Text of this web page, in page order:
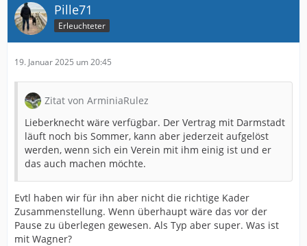
Pille71
Erleuchteter
19. Januar 2025 um 20:45
Zitat von ArminiaRulez
Lieberknecht wäre verfügbar. Der Vertrag mit Darmstadt
läuft noch bis Sommer, kann aber jederzeit aufgelöst
werden, wenn sich ein Verein mit ihm einig ist und er
das auch machen möchte.
Evtl haben wir für ihn aber nicht die richtige Kader
Zusammenstellung. Wenn überhaupt wäre das vor der
Pause zu überlegen gewesen. Als Typ aber super. Was ist
mit Wagner?